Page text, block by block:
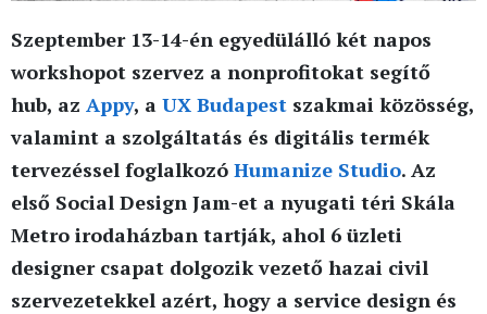
Szeptember 13-14-én egyedülálló két napos
workshopot szervez a nonprofitokat segítő
hub, az Appy, a UX Budapest szakmai közösség,
valamint a szolgáltatás és digitális termék
tervezéssel foglalkozó Humanize Studio. Az
első Social Design Jam-et a nyugati téri Skála
Metro irodaházban tartják, ahol 6 üzleti
designer csapat dolgozik vezető hazai civil
szervezetekkel azért, hogy a service design és